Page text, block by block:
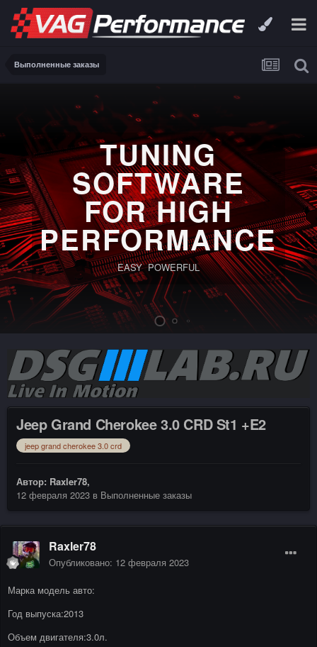
Выполненные заказы
TUNING
SOFTWARE
FOR HIGH
PERFORMANCE
EASY POWERFUL
Jeep Grand Cherokee 3.0 CRD St1 +E2
jeep grand cherokee 3.0 crd
Автор: Raxler78,
12 февраля 2023 в Выполненные заказы
Raxler78
Опубликовано: 12 февраля 2023
Марка модель авто:
Год выпуска:2013
Объем двигателя:3.0л.